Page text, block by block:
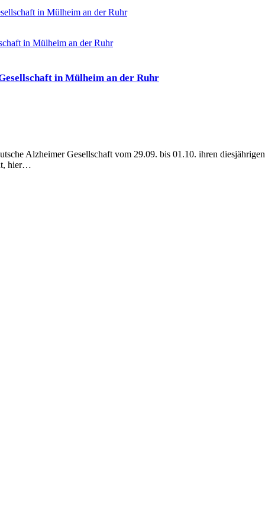
in Mülheim an der Ruhr
in Mülheim an der Ruhr
Alzheimer Gesellschaft vom 29.09. bis 01.10. ihren diesjährigen
hier…